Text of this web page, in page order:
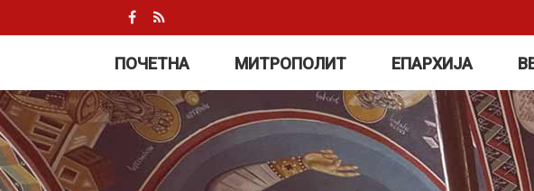
ПОЧЕТНА МИТРОПОЛИТ ЕПАРХИЈА